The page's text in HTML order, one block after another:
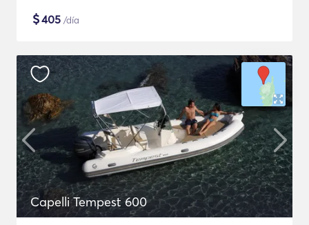
$405 /día
Capelli Tempest 600